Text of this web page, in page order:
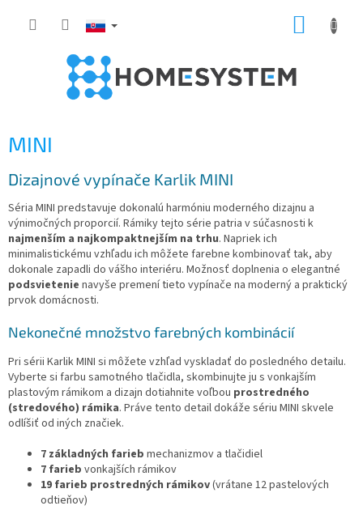
MINI
Dizajnové vypínače Karlik MINI
Séria MINI predstavuje dokonalú harmóniu moderného dizajnu a
výnimočných proporcií. Rámiky tejto série patria v súčasnosti k
najmenším a najkompaktnejším na trhu. Napriek ich
minimalistickému vzhľadu ich môžete farebne kombinovať tak, aby
dokonale zapadli do vášho interiéru. Možnosť doplnenia o elegantné
podsvietenie navyše premení tieto vypínače na moderný a praktický
prvok domácnosti.
Nekonečné množstvo farebných kombinácií
Pri sérii Karlik MINI si môžete vzhľad vyskladať do posledného detailu.
Vyberte si farbu samotného tlačidla, skombinujte ju s vonkajším
plastovým rámikom a dizajn dotiahnite voľbou prostredného
(stredového) rámika. Práve tento detail dokáže sériu MINI skvele
odlíšiť od iných značiek.
7 základných farieb mechanizmov a tlačidiel
7 farieb vonkajších rámikov
19 farieb prostredných rámikov(vrátane 12 pastelových
odtieňov)